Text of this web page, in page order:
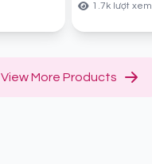
1.7k lượt xem
View More Products